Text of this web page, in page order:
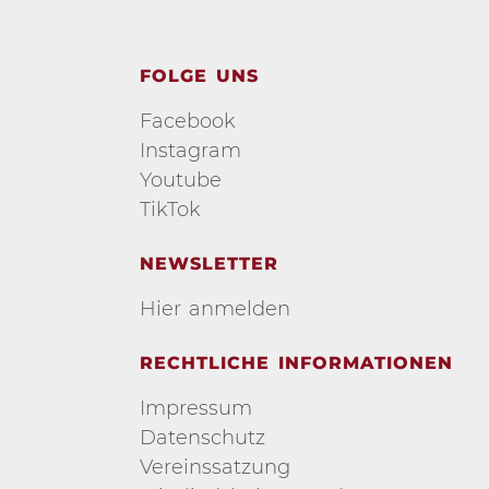
FOLGE UNS
Facebook
Instagram
Youtube
TikTok
NEWSLETTER
Hier anmelden
RECHTLICHE INFORMATIONEN
Impressum
Datenschutz
Vereinssatzung